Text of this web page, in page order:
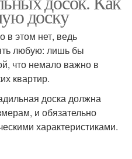
доску
в этом нет, ведь
любую: лишь бы
что немало важно в
квартир.
доска должна
и обязательно
характеристиками.